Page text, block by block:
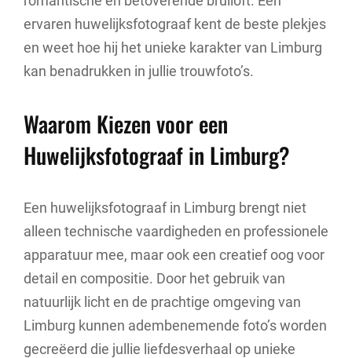
ervaren huwelijksfotograaf kent de beste plekjes
en weet hoe hij het unieke karakter van Limburg
kan benadrukken in jullie trouwfoto’s.
Waarom Kiezen voor een
Huwelijksfotograaf in Limburg?
Een huwelijksfotograaf in Limburg brengt niet
alleen technische vaardigheden en professionele
apparatuur mee, maar ook een creatief oog voor
detail en compositie. Door het gebruik van
natuurlijk licht en de prachtige omgeving van
Limburg kunnen adembenemende foto’s worden
gecreëerd die jullie liefdesverhaal op unieke